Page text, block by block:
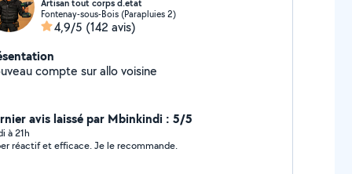
Artisan tout corps d.etat
Fontenay-sous-Bois (Parapluies 2)
4,9/5 (142 avis)
compte sur allo voisine
avis laissé par Mbinkindi : 5/5
à 21h
réactif et efficace. Je le recommande.